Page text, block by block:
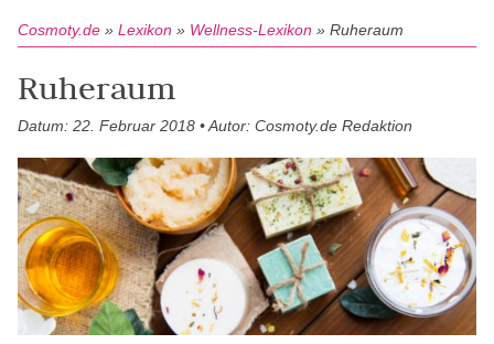
Cosmoty.de » Lexikon » Wellness-Lexikon » Ruheraum
Ruheraum
Datum: 22. Februar 2018 • Autor: Cosmoty.de Redaktion